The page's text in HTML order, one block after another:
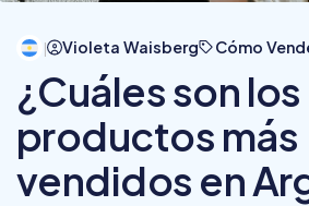
| Violeta Waisberg Cómo
¿Cuáles son los
productos más
vendidos en